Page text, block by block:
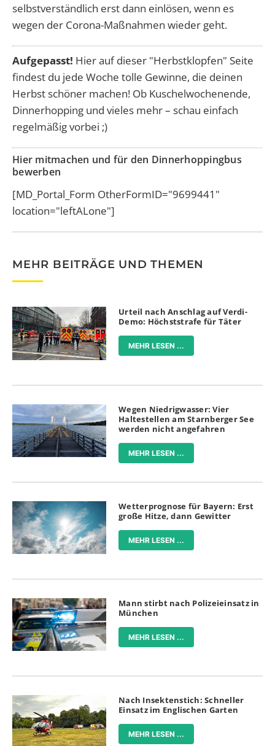
selbstverständlich erst dann einlösen, wenn es
wegen der Corona-Maßnahmen wieder geht.
Aufgepasst! Hier auf dieser "Herbstklopfen" Seite
findest du jede Woche tolle Gewinne, die deinen
Herbst schöner machen! Ob Kuschelwochenende,
Dinnerhopping und vieles mehr – schau einfach
regelmäßig vorbei ;)
Hier mitmachen und für den Dinnerhoppingbus
bewerben
[MD_Portal_Form OtherFormID="9699441"
location="leftALone"]
MEHR BEITRÄGE UND THEMEN
Urteil nach Anschlag auf Verdi-
Demo: Höchststrafe für Täter
MEHR LESEN ...
Wegen Niedrigwasser: Vier
Haltestellen am Starnberger See
werden nicht angefahren
MEHR LESEN ...
Wetterprognose für Bayern: Erst
große Hitze, dann Gewitter
MEHR LESEN ...
Mann stirbt nach Polizeieinsatz in
München
MEHR LESEN ...
Nach Insektenstich: Schneller
Einsatz im Englischen Garten
MEHR LESEN ...